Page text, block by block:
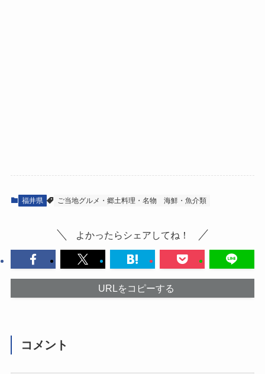
福井県 ご当地グルメ・郷土料理・名物 海鮮・魚介類
よかったらシェアしてね！
URLをコピーする
コメント